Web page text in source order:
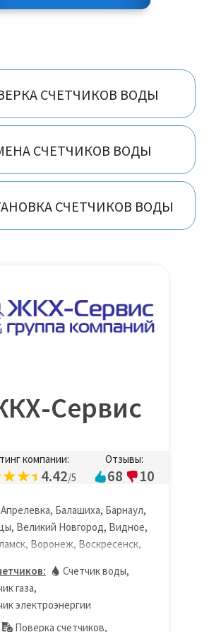
СЧЕТЧИКОВ ВОДЫ
СЧЕТЧИКОВ ВОДЫ
СЧЕТЧИКОВ ВОДЫ
Сервис
компании:
4.42/5
Отзывы:
68 10
Апрелевка, Балашиха, Барнаул,
Великий Новгород, Видное,
Воронеж, Воскресенск,
Домодедово, Дубна,
Зарайск, Звенигород,
Истра, Калуга, Кашира,
Клин, Коломна, Королёв,
Счетчик воды,
газа,
электроэнергии
Поверка счетчиков,